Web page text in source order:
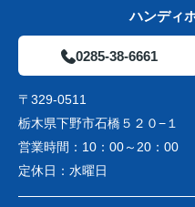
ハンディ
0285-38-6661
〒329-0511
栃木県下野市石橋５２０−１
営業時間： 10：00～20：00
定休日： 水曜日